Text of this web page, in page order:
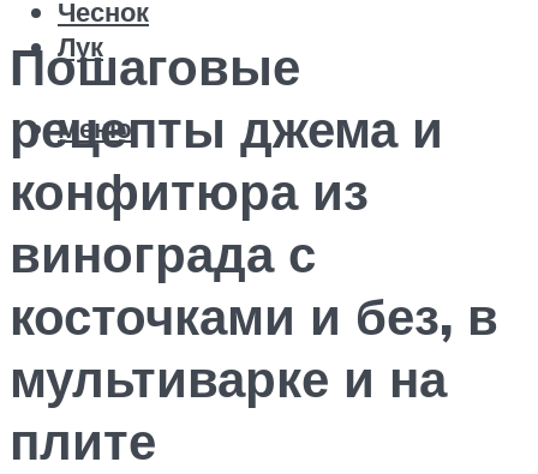
Чеснок
Лук
Меню
Пошаговые
рецепты джема и
конфитюра из
винограда с
косточками и без, в
мультиварке и на
плите